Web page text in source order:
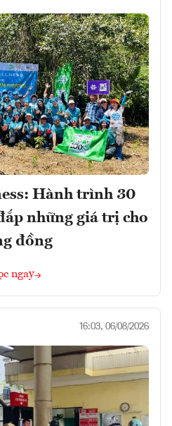
Hành trình 30
những giá trị cho
đồng
ngay
16:03, 06/08/2026